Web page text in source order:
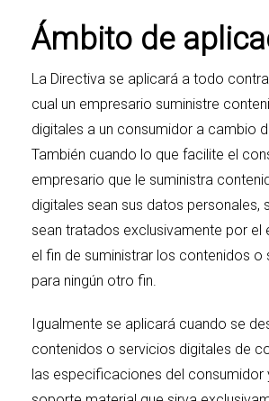
Ámbito de
La Directiva se aplicará a todo
cual un empresario suministre
digitales a un consumidor a cambio
También cuando lo que facilite el
empresario que le suministra
digitales sean sus datos personales,
sean tratados exclusivamente por el
el fin de suministrar los contenidos o
para ningún otro fin.
Igualmente se aplicará cuando se
contenidos o servicios digitales de
las especificaciones del consumidor